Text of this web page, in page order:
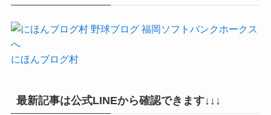
にほんブログ村
最新記事は公式LINEから確認できます↓↓↓